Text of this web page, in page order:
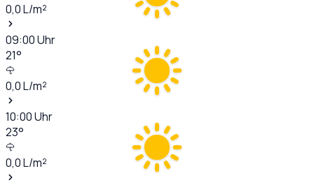
0,0L/m²
09:00Uhr
21°
0,0L/m²
10:00Uhr
23°
0,0L/m²